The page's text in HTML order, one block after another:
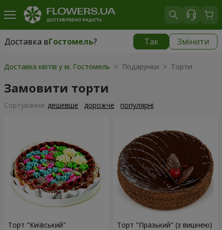
Доставка вГостомель? Так Змінити
Доставка вГостомель|
Доставка квітів у м. Гостомель > Подарунки > Торти
Замовити торти
Сортування: дешевше дорожче популярні
Торт "Київський" Торт "Празький" (з вишнею)